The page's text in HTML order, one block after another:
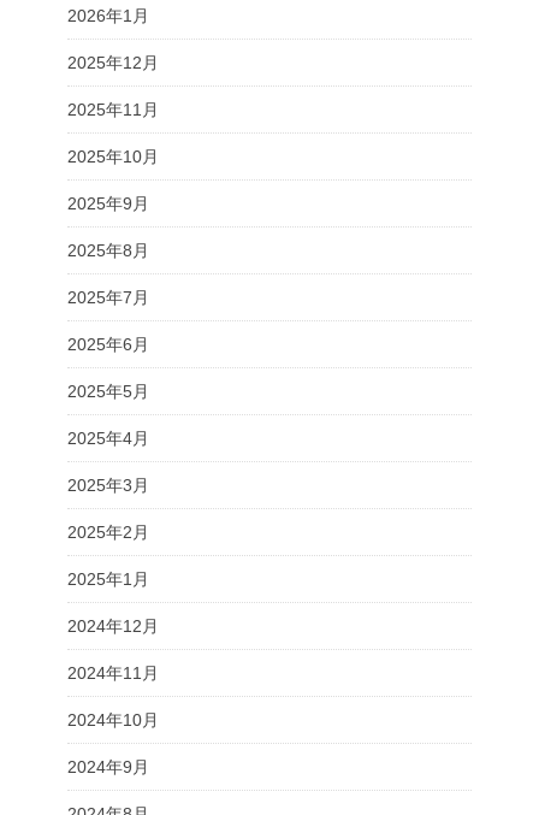
2026年1月
2025年12月
2025年11月
2025年10月
2025年9月
2025年8月
2025年7月
2025年6月
2025年5月
2025年4月
2025年3月
2025年2月
2025年1月
2024年12月
2024年11月
2024年10月
2024年9月